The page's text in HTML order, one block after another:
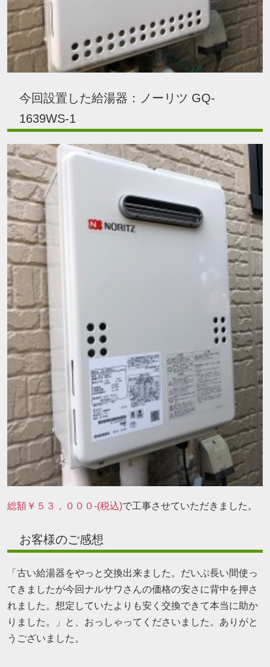
今回設置した給湯器：ノーリツ GQ-
1639WS-1
総額￥５３，０００-(税込)で工事させていただきました。
お客様のご感想
「古い給湯器をやっと交換出来ました。だいぶ長い間使っ
てきましたが今回ナルサワさんの価格の安さに背中を押さ
れました。想定していたよりも安く交換できて本当に助か
りました。」と、おっしゃってくださいました。ありがと
うございました。